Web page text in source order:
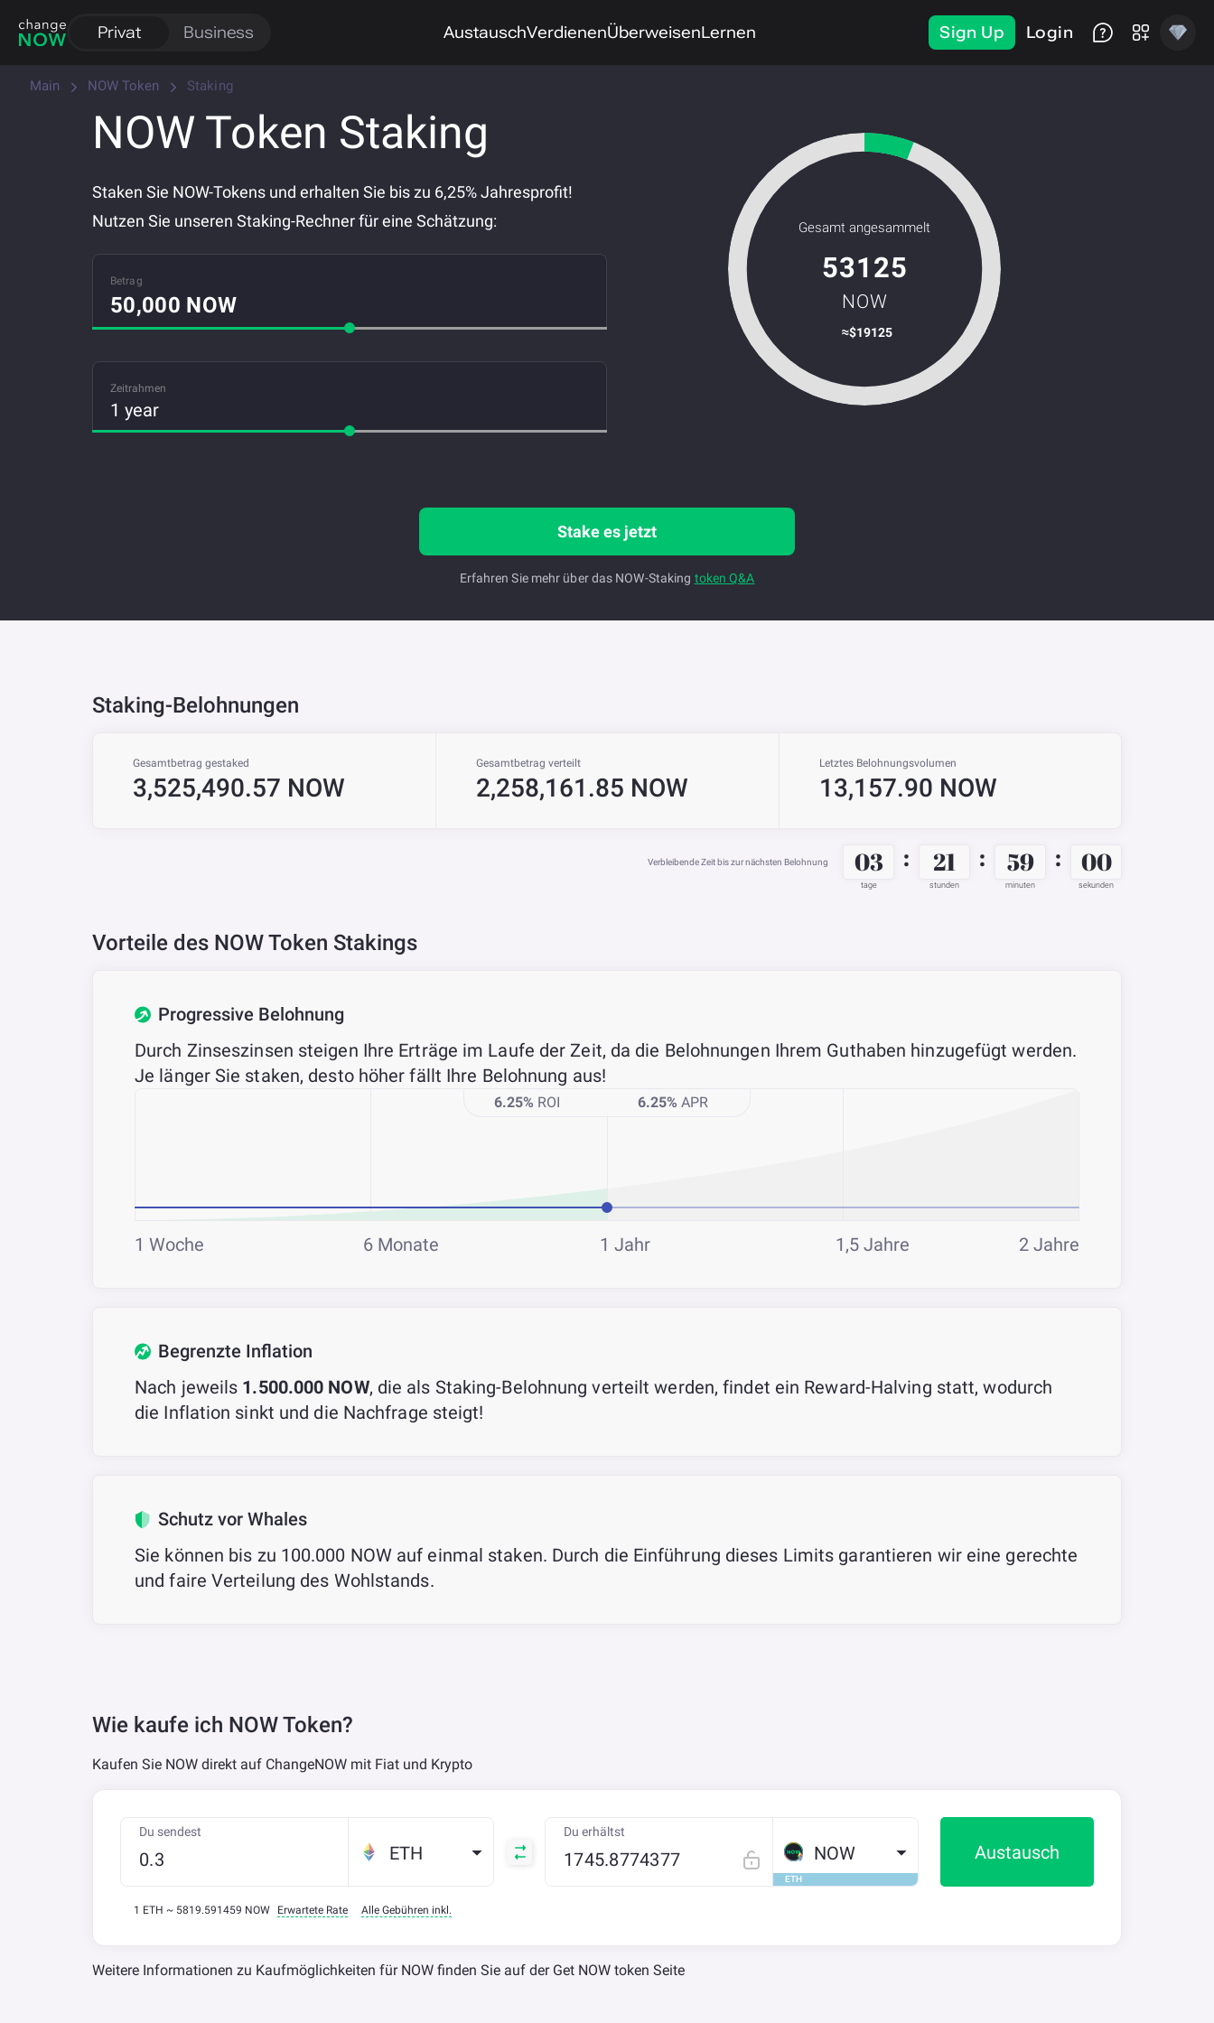
Privat Business AustauschVerdienenÜberweisenLernen Sign Up Login
Main NOW Token Staking
NOW Token Staking
Staken Sie NOW-Tokens und erhalten Sie bis zu 6,25% Jahresprofit!
Nutzen Sie unseren Staking-Rechner für eine Schätzung:
Betrag
Zeitrahmen
1 year
Gesamt angesammelt
53125
NOW
≈$19125
Stake es jetzt
Erfahren Sie mehr über das NOW-Staking token Q&A
Staking-Belohnungen
Gesamtbetrag gestaked
3,525,490.57 NOW
Gesamtbetrag verteilt
2,258,161.85 NOW
Letztes Belohnungsvolumen
13,157.90 NOW
Verbleibende Zeit bis zur nächsten Belohnung 03
tage
: 21
stunden
: 58
minuten
: 59
sekunden
Vorteile des NOW Token Stakings
Progressive Belohnung
Durch Zinseszinsen steigen Ihre Erträge im Laufe der Zeit, da die Belohnungen Ihrem Guthaben hinzugefügt werden.
Je länger Sie staken, desto höher fällt Ihre Belohnung aus!
6.25% ROI 6.25% APR
1 Woche 6 Monate 1 Jahr 1,5 Jahre 2 Jahre
Begrenzte Inflation
Nach jeweils 1.500.000 NOW, die als Staking-Belohnung verteilt werden, findet ein Reward-Halving statt, wodurch
die Inflation sinkt und die Nachfrage steigt!
Schutz vor Whales
Sie können bis zu 100.000 NOW auf einmal staken. Durch die Einführung dieses Limits garantieren wir eine gerechte
und faire Verteilung des Wohlstands.
Wie kaufe ich NOW Token?
Kaufen Sie NOW direkt auf ChangeNOW mit Fiat und Krypto
Du sendest
ETH
1 ETH ~ 5819.591459 NOW Erwartete Rate Alle Gebühren inkl.
Du erhältst
ETH
NOW Austausch
Weitere Informationen zu Kaufmöglichkeiten für NOW finden Sie auf der Get NOW token Seite